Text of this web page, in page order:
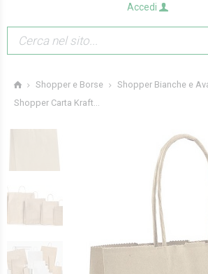
Accedi
Shopper e Borse
Shopper Bianche e
Shopper Carta Kraft...